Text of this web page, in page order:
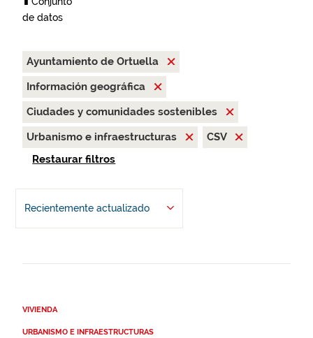
de datos
Ayuntamiento de Ortuella
Información geográfica
Ciudades y comunidades sostenibles
Urbanismo e infraestructuras
CSV
Restaurar filtros
Recientemente actualizado
VIVIENDA
URBANISMO E INFRAESTRUCTURAS